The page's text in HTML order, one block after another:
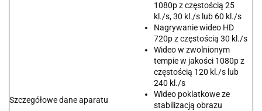
Szczegółowe dane aparatu
1080p z częstością 25
kl./s, 30 kl./s lub 60 kl./s
Nagrywanie wideo HD
720p z częstością 30 kl./s
Wideo w zwolnionym
tempie w jakości 1080p z
częstością 120 kl./s lub
240 kl./s
Wideo poklatkowe ze
stabilizacją obrazu